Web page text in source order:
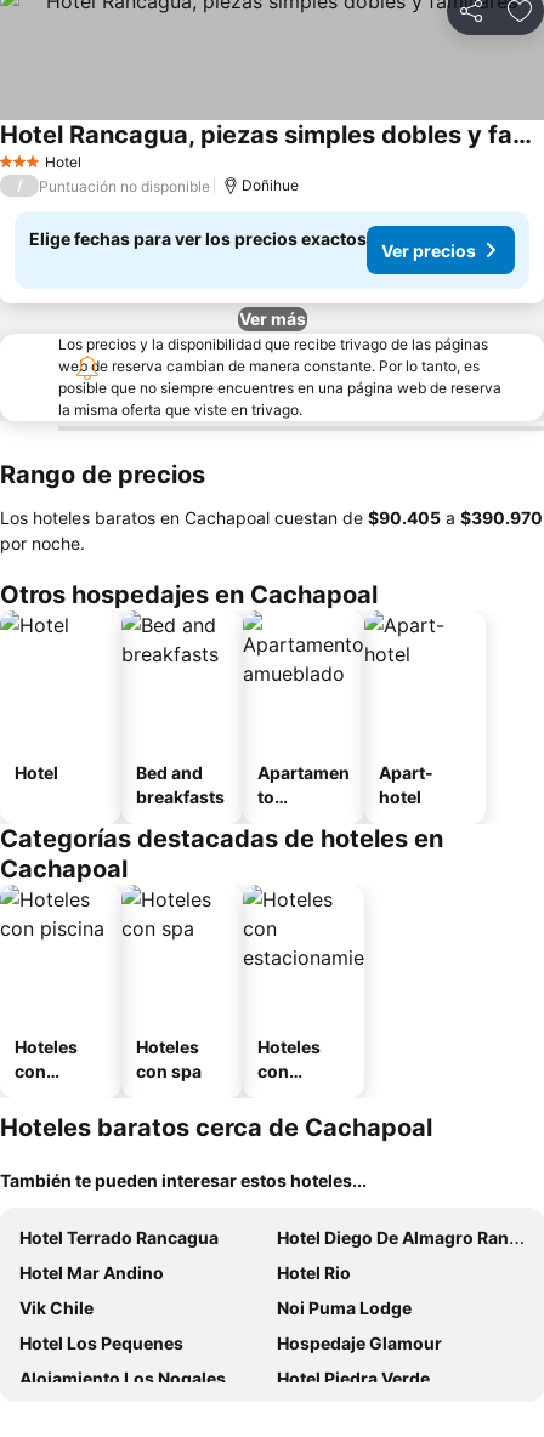
Compartir
3 Estrellas
Hotel
Hotel Rancagua, piezas simples dobles y familiares
/ Puntuación no disponible Doñihue
Elige fechas para ver los precios exactos
Ver precios
Ver más
Los precios y la disponibilidad que recibe trivago de las páginas
web de reserva cambian de manera constante. Por lo tanto, es
posible que no siempre encuentres en una página web de reserva
la misma oferta que viste en trivago.
Rango de precios
Los hoteles baratos en Cachapoal cuestan de ‎$90.405 a ‎$390.970
por noche.
Otros hospedajes en Cachapoal
Hotel
Bed and
breakfasts
Apartamen
to
o
Apart-
hotel
Categorías destacadas de hoteles en
Cachapoal
Hoteles
con
Hoteles
con spa
Hoteles
con
miento
Hoteles baratos cerca de Cachapoal
También te pueden interesar estos hoteles...
Hotel Terrado Rancagua
Hotel Diego De Almagro Rancagua
Hotel Mar Andino
Hotel Rio
Vik Chile
Noi Puma Lodge
Hotel Los Pequenes
Hospedaje Glamour
Alojamiento Los Nogales
Hotel Piedra Verde